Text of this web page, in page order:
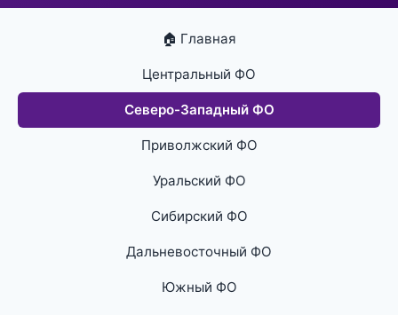
🏠 Главная
Центральный ФО
Северо-Западный ФО
Приволжский ФО
Уральский ФО
Сибирский ФО
Дальневосточный ФО
Южный ФО